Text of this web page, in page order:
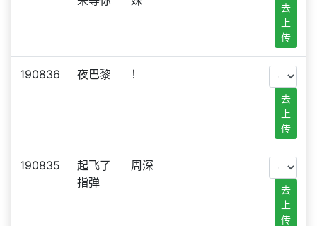
去
上
传
190836 夜巴黎 ！
去
上
传
190835
起飞了
指弹
周深
去
上
传